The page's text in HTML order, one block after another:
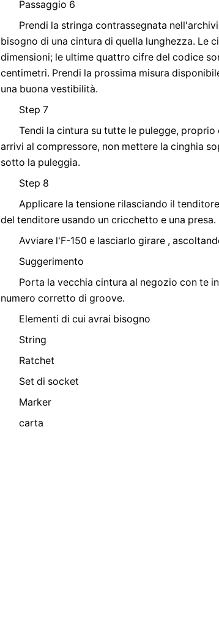
Passaggio 6
Prendi la stringa contrassegnata
bisogno di una cintura di quella lunghezza. Le
dimensioni; le ultime quattro cifre del codice
centimetri. Prendi la prossima misura
una buona vestibilità.
Step 7
Tendi la cintura su tutte le pulegge,
arrivi al compressore, non mettere la cinghia
sotto la puleggia.
Step 8
Applicare la tensione rilasciando il
del tenditore usando un cricchetto e una presa.
Avviare l'F-150 e lasciarlo girare ,
Suggerimento
Porta la vecchia cintura al negozio con te
numero corretto di groove.
Elementi di cui avrai bisogno
String
Ratchet
Set di socket
Marker
carta